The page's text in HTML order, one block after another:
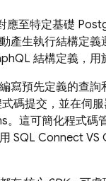
應至特定基礎
產生執行結構定
結構定義，用
寫預先定義的查詢
碼提交，並在伺
這可簡化程式碼
SQL Connect